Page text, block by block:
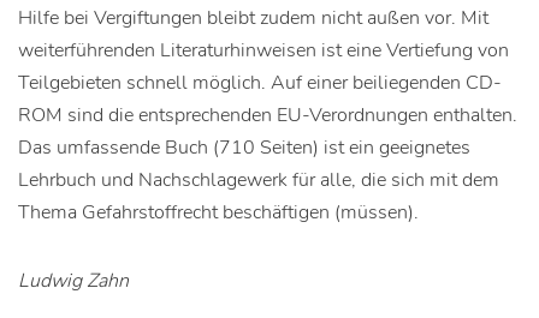
Hilfe bei Vergiftungen bleibt zudem nicht außen vor. Mit
weiterführenden Literaturhinweisen ist eine Vertiefung von
Teilgebieten schnell möglich. Auf einer beiliegenden CD-
ROM sind die entsprechenden EU-Verordnungen enthalten.
Das umfassende Buch (710 Seiten) ist ein geeignetes
Lehrbuch und Nachschlagewerk für alle, die sich mit dem
Thema Gefahrstoffrecht beschäftigen (müssen).
Ludwig Zahn